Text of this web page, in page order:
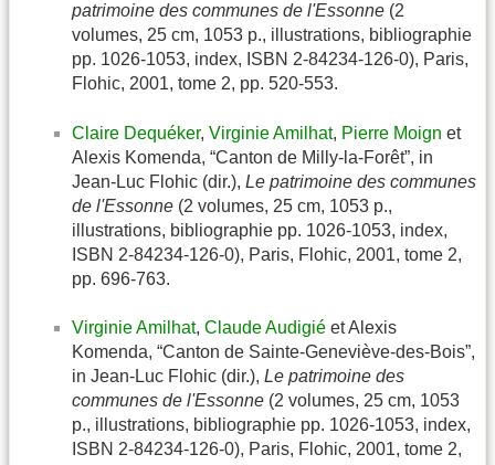
patrimoine des communes de l'Essonne (2
volumes, 25 cm, 1053 p., illustrations, bibliographie
pp. 1026-1053, index, ISBN 2-84234-126-0), Paris,
Flohic, 2001, tome 2, pp. 520-553.
Claire Dequéker, Virginie Amilhat, Pierre Moign et
Alexis Komenda, “Canton de Milly-la-Forêt”, in
Jean-Luc Flohic (dir.), Le patrimoine des communes
de l'Essonne (2 volumes, 25 cm, 1053 p.,
illustrations, bibliographie pp. 1026-1053, index,
ISBN 2-84234-126-0), Paris, Flohic, 2001, tome 2,
pp. 696-763.
Virginie Amilhat, Claude Audigié et Alexis
Komenda, “Canton de Sainte-Geneviève-des-Bois”,
in Jean-Luc Flohic (dir.), Le patrimoine des
communes de l'Essonne (2 volumes, 25 cm, 1053
p., illustrations, bibliographie pp. 1026-1053, index,
ISBN 2-84234-126-0), Paris, Flohic, 2001, tome 2,